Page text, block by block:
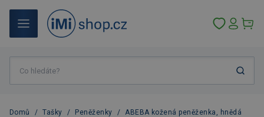
Domů / Tašky / Peněženky / ABEBA kožená peněženka, hnědá